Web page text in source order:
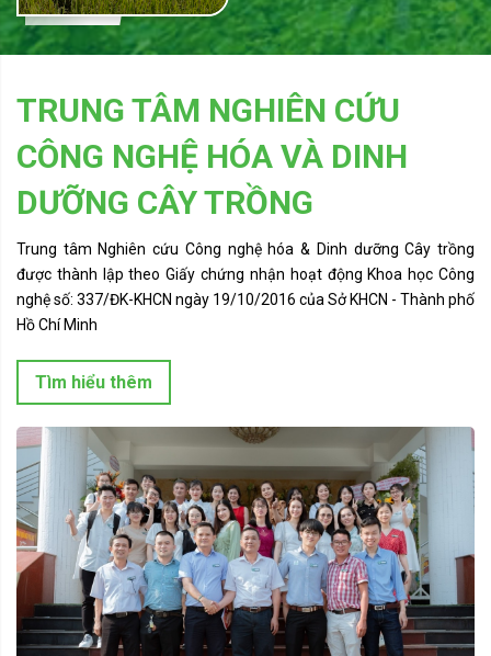
TRUNG TÂM NGHIÊN CỨU
CÔNG NGHỆ HÓA VÀ DINH
DƯỠNG CÂY TRỒNG
Trung tâm Nghiên cứu Công nghệ hóa & Dinh dưỡng Cây trồng
được thành lập theo Giấy chứng nhận hoạt động Khoa học Công
nghệ số: 337/ĐK-KHCN ngày 19/10/2016 của Sở KHCN - Thành phố
Hồ Chí Minh
Tìm hiểu thêm